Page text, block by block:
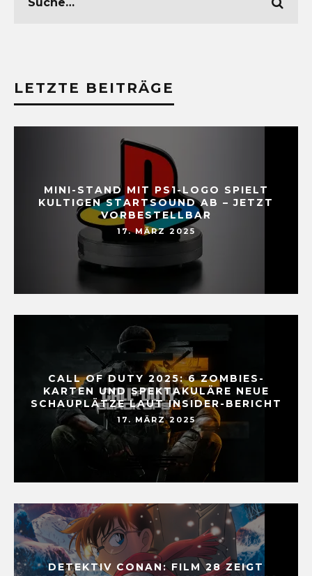
LETZTE BEITRÄGE
MINI-STAND MIT PS1-LOGO SPIELT
KULTIGEN STARTSOUND AB – JETZT
VORBESTELLBAR
17. MÄRZ 2025
CALL OF DUTY 2025: 6 ZOMBIES-
KARTEN UND SPEKTAKULÄRE NEUE
SCHAUPLÄTZE LAUT INSIDER-BERICHT
17. MÄRZ 2025
DETEKTIV CONAN: FILM 28 ZEIGT